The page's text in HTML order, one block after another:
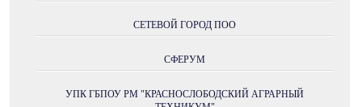
СЕТЕВОЙ ГОРОД ПОО
СФЕРУМ
УПК ГБПОУ РМ "КРАСНОСЛОБОДСКИЙ АГРАРНЫЙ